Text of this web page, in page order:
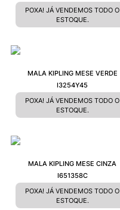
POXA! JÁ VENDEMOS TODO O
ESTOQUE.
MALA KIPLING MESE VERDE
I3254Y45
POXA! JÁ VENDEMOS TODO O
ESTOQUE.
MALA KIPLING MESE CINZA
I651358C
POXA! JÁ VENDEMOS TODO O
ESTOQUE.